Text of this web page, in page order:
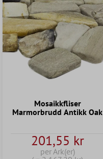
Mosaikkfliser
Marmorbrudd Antikk Oak
201,55 kr
per Ark(er)